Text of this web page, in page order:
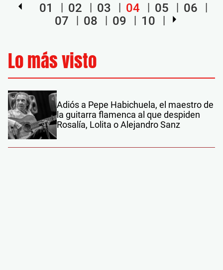
01 02 03 04 05
06
07
08 09 10
Lo más visto
Adiós a Pepe Habichuela, el maestro de
la guitarra flamenca al que despiden
Rosalía, Lolita o Alejandro Sanz